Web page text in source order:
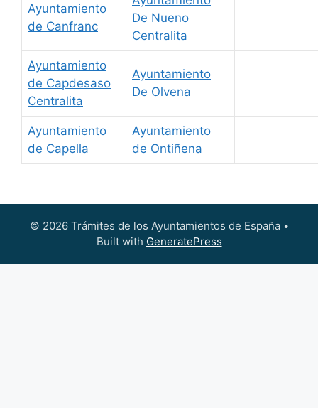
Ayuntamiento
de Canfranc
De Nueno
Centralita
Ayuntamiento
de Capdesaso
Centralita
Ayuntamiento
De Olvena
Ayuntamiento
de Capella
Ayuntamiento
de Ontiñena
© 2026 Trámites de los Ayuntamientos de España•
Built with GeneratePress